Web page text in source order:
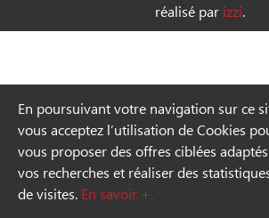
réalisé par izzi.
En poursuivant votre navigation sur ce
vous acceptez l’utilisation de Cookies
vous proposer des offres ciblées
vos recherches et réaliser des
de visites. En savoir +.